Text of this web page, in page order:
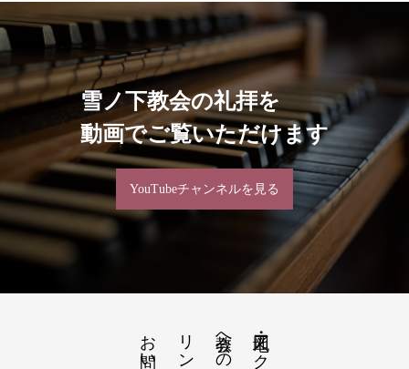
雪ノ下教会の礼拝を
動画でご覧いただけます
YouTubeチャンネルを見る
リンク